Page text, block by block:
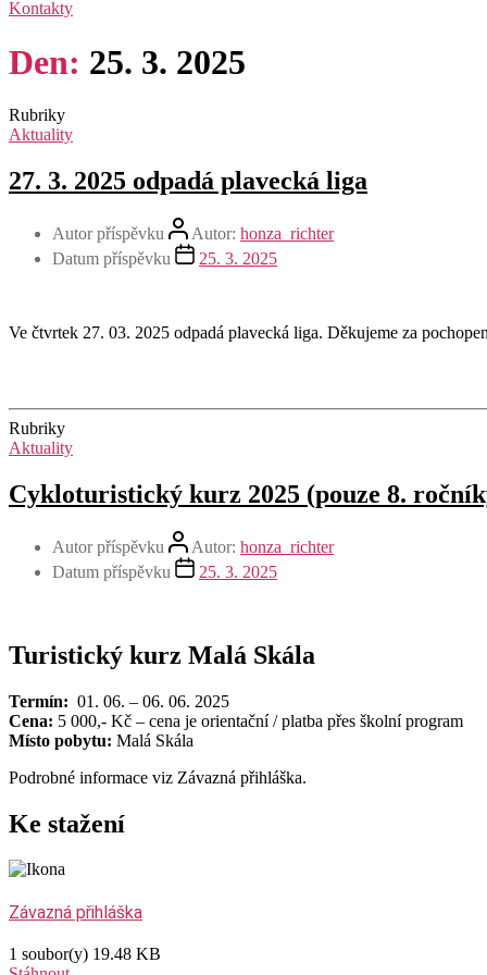
Kontakty
Den: 25. 3. 2025
Rubriky
Aktuality
27. 3. 2025 odpadá plavecká liga
Autor příspěvku Autor: honza_richter
Datum příspěvku
25. 3. 2025
Ve čtvrtek 27. 03. 2025 odpadá plavecká liga. Děkujeme za
Rubriky
Aktuality
Cykloturistický kurz 2025 (pouze 8.
Autor příspěvku Autor: honza_richter
Datum příspěvku
25. 3. 2025
Turistický kurz Malá Skála
Termín: 01. 06. – 06. 06. 2025
Cena: 5 000,- Kč – cena je orientační / platba přes školní program
Místo pobytu: Malá Skála
Podrobné informace viz Závazná přihláška.
Ke stažení
Závazná přihláška
1 soubor(y) 19.48 KB